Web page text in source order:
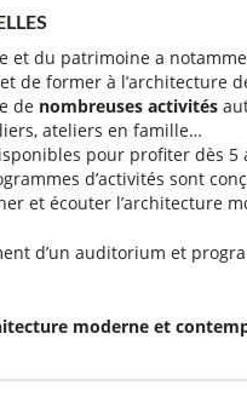
et du patrimoine a
de former à l’architecture
de nombreuses activités
ateliers en famille…
pour profiter dès 5
d’activités sont
et écouter l’architecture
d’un auditorium et
moderne et